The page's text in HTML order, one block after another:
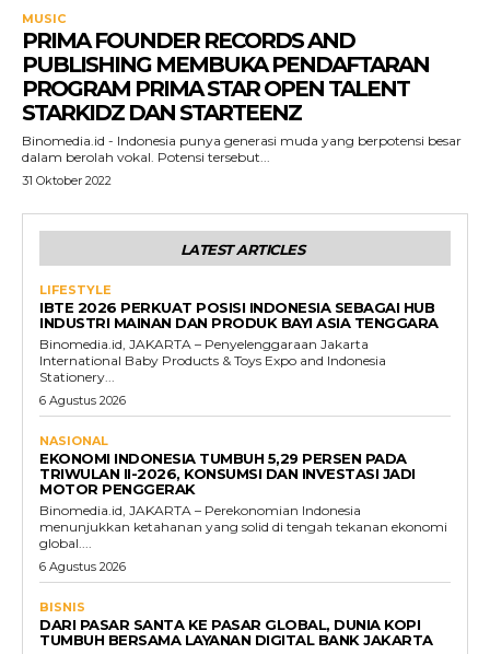
MUSIC
PRIMA FOUNDER RECORDS AND
PUBLISHING MEMBUKA PENDAFTARAN
PROGRAM PRIMA STAR OPEN TALENT
STARKIDZ DAN STARTEENZ
Binomedia.id - Indonesia punya generasi muda yang berpotensi besar
dalam berolah vokal. Potensi tersebut...
31 Oktober 2022
LATEST ARTICLES
LIFESTYLE
IBTE 2026 PERKUAT POSISI INDONESIA SEBAGAI HUB
INDUSTRI MAINAN DAN PRODUK BAYI ASIA TENGGARA
Binomedia.id, JAKARTA – Penyelenggaraan Jakarta
International Baby Products & Toys Expo and Indonesia
Stationery...
6 Agustus 2026
NASIONAL
EKONOMI INDONESIA TUMBUH 5,29 PERSEN PADA
TRIWULAN II-2026, KONSUMSI DAN INVESTASI JADI
MOTOR PENGGERAK
Binomedia.id, JAKARTA – Perekonomian Indonesia
menunjukkan ketahanan yang solid di tengah tekanan ekonomi
global....
6 Agustus 2026
BISNIS
DARI PASAR SANTA KE PASAR GLOBAL, DUNIA KOPI
TUMBUH BERSAMA LAYANAN DIGITAL BANK JAKARTA